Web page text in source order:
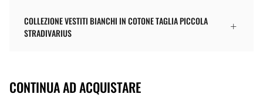
COLLEZIONE VESTITI BIANCHI IN COTONE TAGLIA PICCOLA
STRADIVARIUS
CONTINUA AD ACQUISTARE